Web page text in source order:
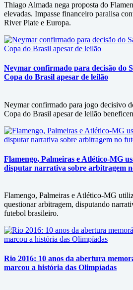
Thiago Almada nega proposta do
elevadas. Impasse financeiro paralisa
River Plate e Europa.
Neymar confirmado para decisão do
Copa do Brasil apesar de leilão
Neymar confirmado para jogo decisivo
Copa do Brasil apesar de leilão
Flamengo, Palmeiras e Atlético-MG
disputar narrativa sobre arbitragem
Flamengo, Palmeiras e Atlético-MG
questionar arbitragem, disputando
futebol brasileiro.
Rio 2016: 10 anos da abertura
marcou a história das Olimpíadas